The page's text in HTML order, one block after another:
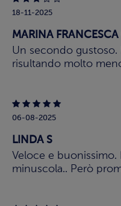
18-11-2025
MARINA FRANCESCA
Un secondo
risultando molto
06-08-2025
LINDA S
Veloce e
minuscola.. Però